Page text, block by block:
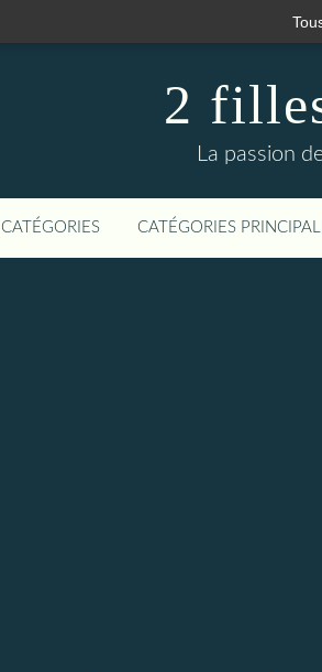
2
La passion
CATÉGORIES CATÉGORIES